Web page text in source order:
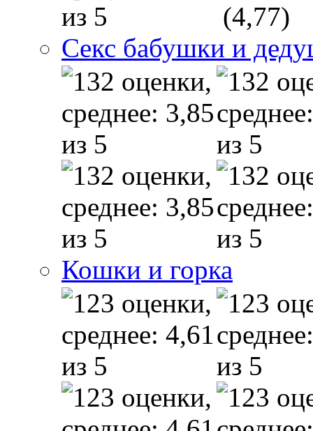
(4,77)
Секс бабушки и
Кошки и горка